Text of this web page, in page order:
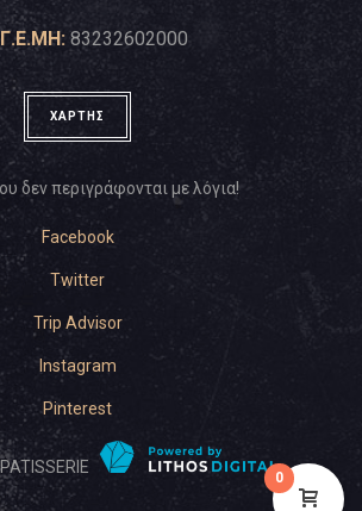
0
83232602000
ΧΑΡΤΗΣ
δεν περιγράφονται με λόγια!
Facebook
Twitter
Trip Advisor
Instagram
Pinterest